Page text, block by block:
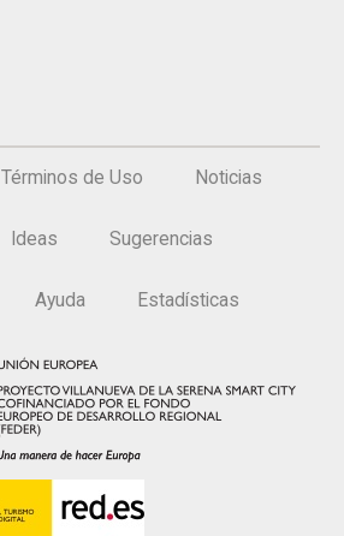
Términos de Uso Noticias
Ideas Sugerencias
Ayuda Estadísticas